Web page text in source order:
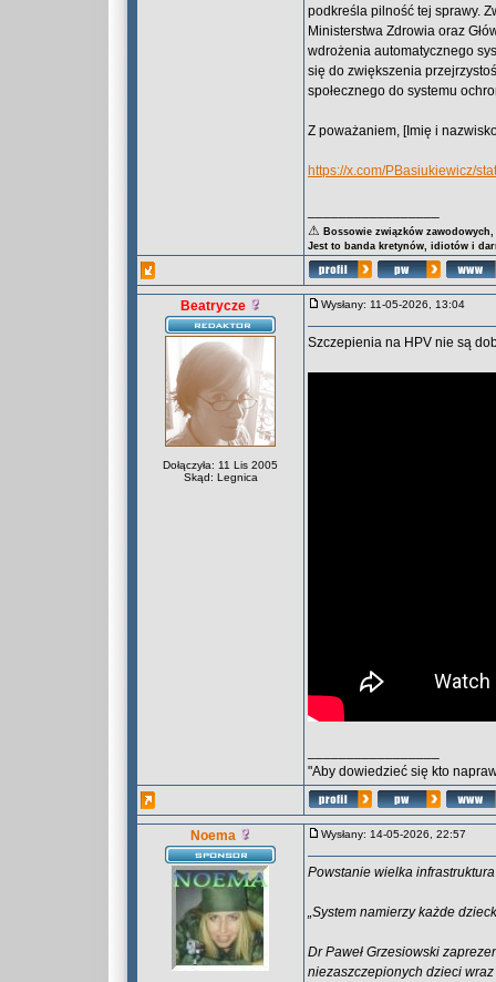
podkreśla pilność tej sprawy.
Ministerstwa Zdrowia oraz
wdrożenia automatycznego
się do zwiększenia
społecznego do systemu
Z poważaniem, [Imię i
https://x.com/PBasiukiewicz/
⚠ Bossowie związków
Jest to banda kretynów, idiotów i
Beatrycze
Dołączyła: 11 Lis 2005
Skąd: Legnica
Wysłany: 11-05-2026, 13:04
Szczepienia na HPV nie są
"Aby dowiedzieć się kto
Noema Wysłany: 14-05-2026, 22:57
Powstanie wielka
„System namierzy każde
Dr Paweł Grzesiowski
niezaszczepionych dzieci